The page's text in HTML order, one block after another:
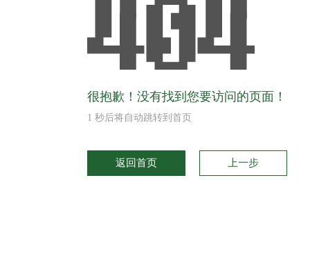
很抱歉！没有找到您要访问的页面！
1 秒后将自动跳转到首页
返回首页 上一步